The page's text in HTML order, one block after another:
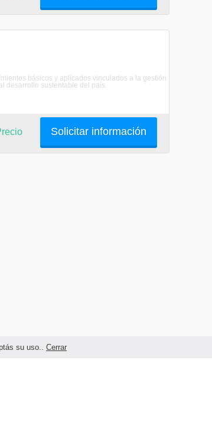
su uso.. Cerrar
básicos y aplicados vinculados a la gestión
desarrollo sustentable del país.
Solicitar información